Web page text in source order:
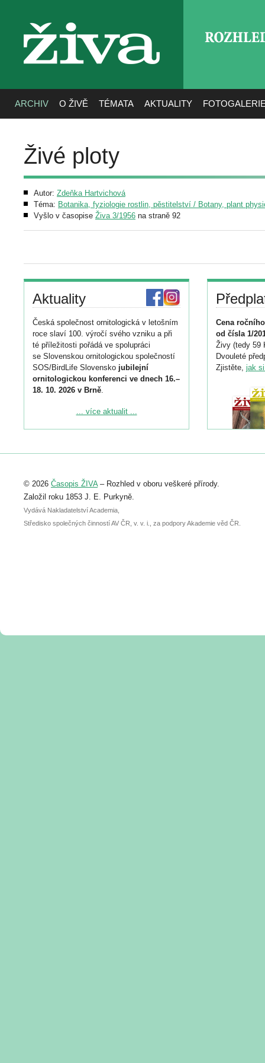
živa
ARCHIV O ŽIVĚ TÉMATA AKTUALITY
Živé ploty
Autor: Zdeňka Hartvichová
Téma: Botanika, fyziologie rostlin, pěstitelství / Botany, plant
Vyšlo v časopise Živa 3/1956 na straně 92
Aktuality
Česká společnost ornitologická v letošním
roce slaví 100. výročí svého vzniku a při
té příležitosti pořádá ve spolupráci
se Slovenskou ornitologickou společností
SOS/BirdLife Slovensko jubilejní
ornitologickou konferenci ve dnech 16.–
18. 10. 2026 v Brně.
Podrobnější informace ke konferenci
Registrovat se můžete do 6. září.
abstraktu přihlášené přednášky nebo
posteru je už 30. června.
... více aktualit ...
Cena
od čísla 1/
Živy (tedy 59
Dvouleté
Zjistěte, jak
© 2026 Časopis ŽIVA– Rozhled v oboru veškeré přírody.
Založil roku 1853 J. E. Purkyně.
Vydává Nakladatelství Academia,
Středisko společných činností AV ČR, v. v. i., za podpory Akademie věd ČR.